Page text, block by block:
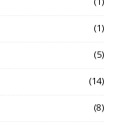
(1)
(5)
(14)
(8)